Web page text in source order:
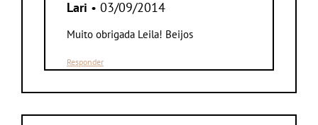
Lari • 03/09/2014
Muito obrigada Leila! Beijos
Responder